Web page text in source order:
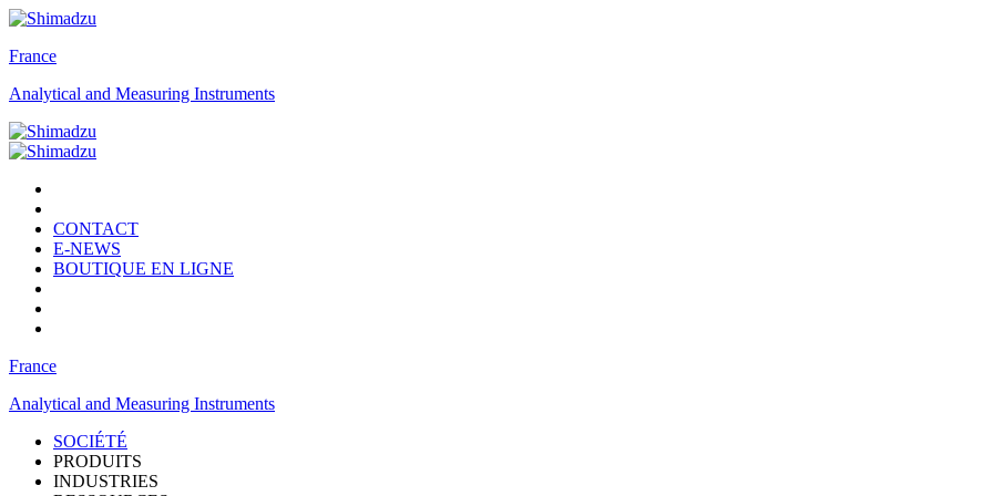
France
Analytical and Measuring Instruments
CONTACT
E-NEWS
BOUTIQUE EN LIGNE
France
Analytical and Measuring Instruments
SOCIÉTÉ
PRODUITS
INDUSTRIES